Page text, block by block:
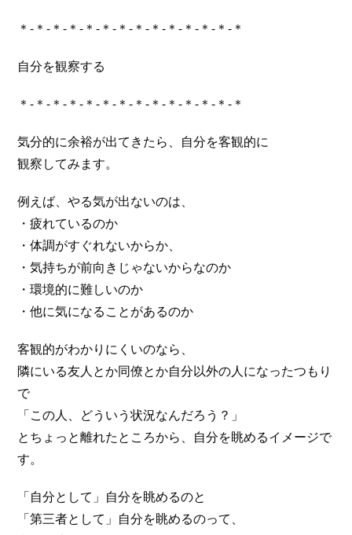
＊-＊-＊-＊-＊-＊-＊-＊-＊-＊-＊-＊-＊-＊
自分を観察する
＊-＊-＊-＊-＊-＊-＊-＊-＊-＊-＊-＊-＊-＊
気分的に余裕が出てきたら、自分を客観的に
観察してみます。
例えば、やる気が出ないのは、
・疲れているのか
・体調がすぐれないからか、
・気持ちが前向きじゃないからなのか
・環境的に難しいのか
・他に気になることがあるのか
客観的がわかりにくいのなら、
隣にいる友人とか同僚とか自分以外の人になったつもり
で
「この人、どういう状況なんだろう？」
とちょっと離れたところから、自分を眺めるイメージで
す。
「自分として」自分を眺めるのと
「第三者として」自分を眺めるのって、